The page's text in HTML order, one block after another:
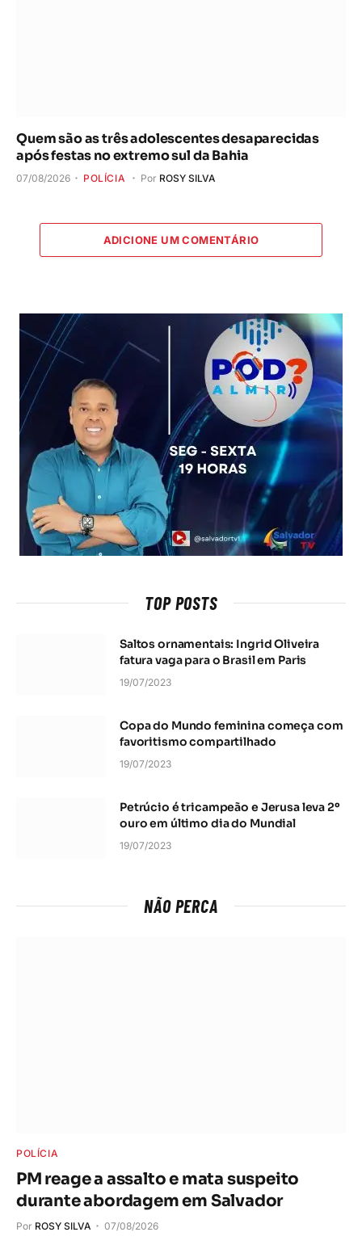
Quem são as três adolescentes desaparecidas
após festas no extremo sul da Bahia
07/08/2026 POLÍCIA Por ROSY SILVA
ADICIONE UM COMENTÁRIO
TOP POSTS
Saltos ornamentais: Ingrid Oliveira
fatura vaga para o Brasil em Paris
19/07/2023
Copa do Mundo feminina começa com
favoritismo compartilhado
19/07/2023
Petrúcio é tricampeão e Jerusa leva 2º
ouro em último dia do Mundial
19/07/2023
NÃO PERCA
POLÍCIA
PM reage a assalto e mata suspeito
durante abordagem em Salvador
Por ROSY SILVA 07/08/2026